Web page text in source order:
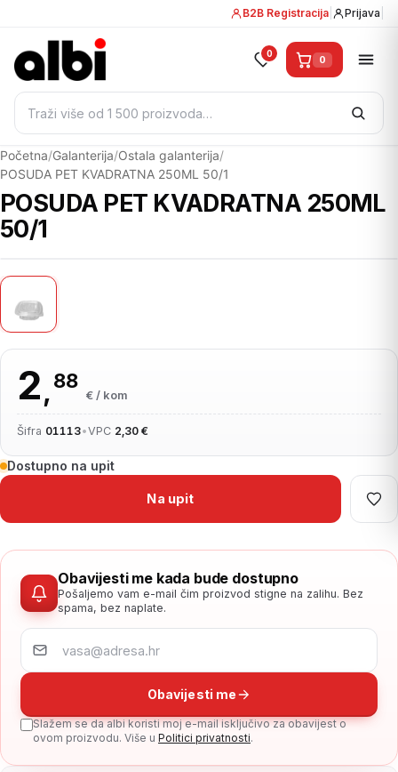
B2B Registracija Prijava
Pretraži:
0 0
Početna/Galanterija/Ostala galanterija/
POSUDA PET KVADRATNA 250ML 50/1
POSUDA PET KVADRATNA 250ML
50/1
2,88
€ / kom
Šifra 01113•VPC 2,30 €
Dostupno na upit
Na upit
Obavijesti me kada bude dostupno
Pošaljemo vam e-mail čim proizvod stigne na zalihu. Bez
spama, bez naplate.
Obavijesti me
Slažem se da albi koristi moj e-mail isključivo za obavijest o
ovom proizvodu. Više u Politici privatnosti.